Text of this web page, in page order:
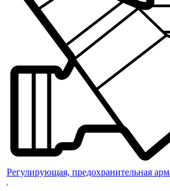
Регулирующая, предохранительная